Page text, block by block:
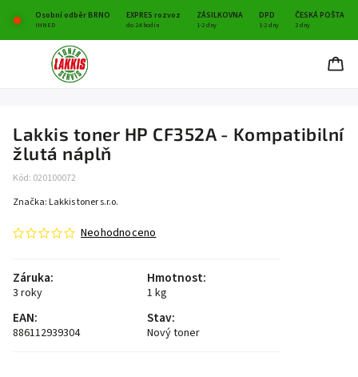
Osobní odběr BRNO EXPRES rozvoz ZÁSILKOVNA DPD ČESKÁ POŠTA
IHNED do 24 hodin 1-2 dny 1-2 dny 2 dny
Lakkis toner HP CF352A - Kompatibilní
žlutá náplň
Kód: 020100072
Neohodnoceno
Záruka:
3 roky
Hmotnost:
1 kg
EAN:
886112939304
Stav:
Nový toner
Značka: Lakkis toner s.r.o.